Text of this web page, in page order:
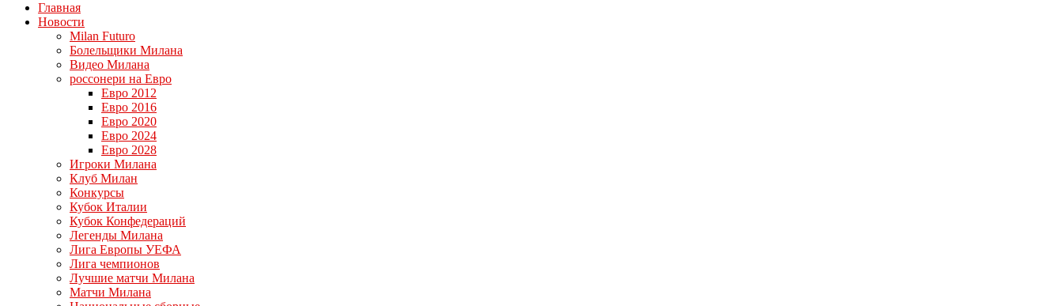
Главная
Новости
Milan Futuro
Болельщики Милана
Видео Милана
россонери на Евро
Евро 2012
Евро 2016
Евро 2020
Евро 2024
Евро 2028
Игроки Милана
Клуб Милан
Конкурсы
Кубок Италии
Кубок Конфедераций
Легенды Милана
Лига Европы УЕФА
Лига чемпионов
Лучшие матчи Милана
Матчи Милана